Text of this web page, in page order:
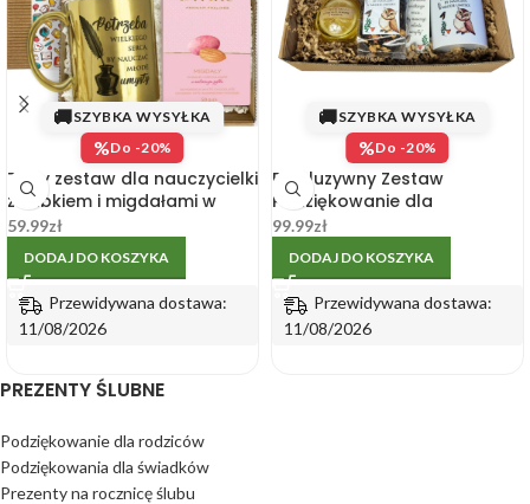
🚚SZYBKA WYSYŁKA
%Do -20%
Złoty zestaw dla nauczycielki
z kubkiem i migdałami w
pudełku
59.99zł
DODAJ DO KOSZYKA
Przewidywana dostawa:
11/08/2026
🚚SZYBKA WYSYŁKA
%Do -20%
Ekskluzywny Zestaw
Podziękowanie dla
Nauczyciela – Naturalne
99.99zł
DODAJ DO KOSZYKA
Przewidywana dostawa:
11/08/2026
PREZENTY ŚLUBNE
Podziękowanie dla rodziców
Podziękowania dla świadków
Prezenty na rocznicę ślubu